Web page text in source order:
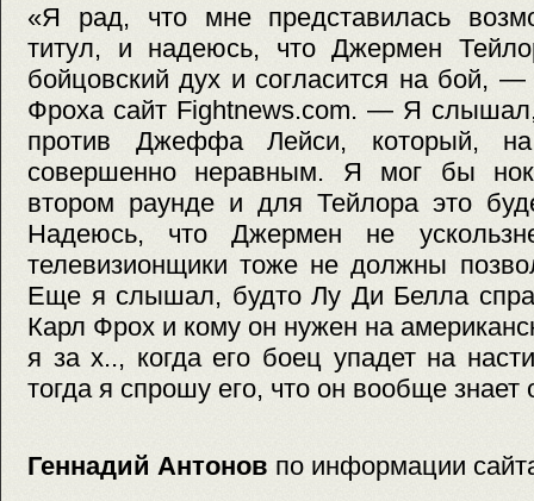
«Я рад, что мне представилась
титул, и надеюсь, что Джермен
бойцовский дух и согласится на бой, —
Фроха сайт Fightnews.com. — Я
против Джеффа Лейси, который,
совершенно неравным. Я мог бы
втором раунде и для Тейлора это
Надеюсь, что Джермен не
телевизионщики тоже не должны
Еще я слышал, будто Лу Ди Белла
Карл Фрох и кому он нужен на
я за х.., когда его боец упадет на
тогда я спрошу его, что он вообще знает
Геннадий Антонов по информации